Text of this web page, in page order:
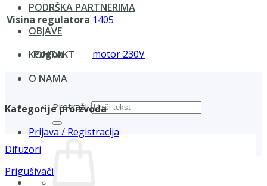
PODRŠKA PARTNERIMA
OBJAVE
KONTAKT
O NAMA
Pretraži:
Prijava / Registracija
Visina regulatora 1405
Pogon motor 230V
Kategorije proizvoda
Difuzori
Prigušivači